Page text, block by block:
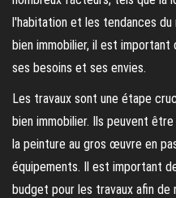
l'habitation et les tendances du
bien immobilier, il est
ses besoins et ses envies.
Les travaux sont une étape
bien immobilier. Ils peuvent
la peinture au gros œuvre en
équipements. Il est important
budget pour les travaux afin de